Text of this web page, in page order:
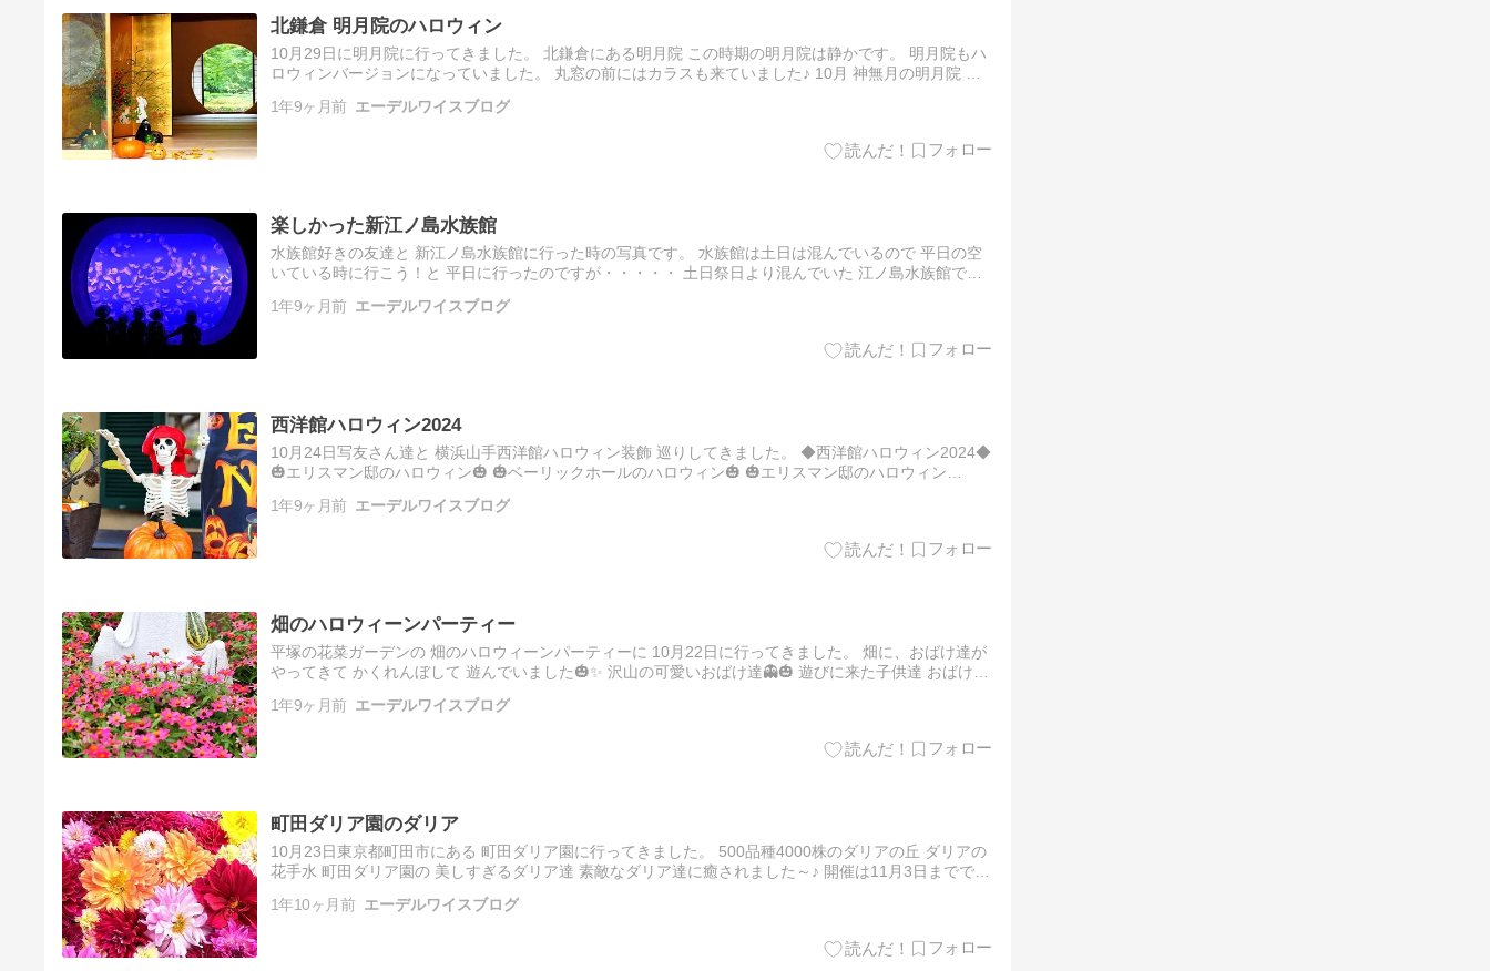
北鎌倉 明月院のハロウィン
10月29日に明月院に行ってきました。 北鎌倉にある明月院 この時期の明月院は静かです。 明月院もハ
ロウィンバージョンになっていました。 丸窓の前にはカラスも来ていました♪ 10月 神無月の明月院 ▲
1年9ヶ月前 エーデルワイスブログ
楽しかった新江ノ島水族館
水族館好きの友達と 新江ノ島水族館に行った時の写真です。 水族館は土日は混んでいるので 平日の空
いている時に行こう！と 平日に行ったのですが・・・・・ 土日祭日より混んでいた 江ノ島水族館でし
1年9ヶ月前 エーデルワイスブログ
西洋館ハロウィン2024
10月24日写友さん達と 横浜山手西洋館ハロウィン装飾 巡りしてきました。 ◆西洋館ハロウィン2024◆
🎃エリスマン邸のハロウィン🎃 🎃ベーリックホールのハロウィン🎃 🎃エリスマン邸のハロウィン
1年9ヶ月前 エーデルワイスブログ
畑のハロウィーンパーティー
平塚の花菜ガーデンの 畑のハロウィーンパーティーに 10月22日に行ってきました。 畑に、おばけ達が
やってきて かくれんぼして 遊んでいました🎃✨ 沢山の可愛いおばけ達👻🎃 遊びに来た子供達 おばけと
1年9ヶ月前 エーデルワイスブログ
町田ダリア園のダリア
10月23日東京都町田市にある 町田ダリア園に行ってきました。 500品種4000株のダリアの丘 ダリアの
花手水 町田ダリア園の 美しすぎるダリア達 素敵なダリア達に癒されました～♪ 開催は11月3日までで
1年10ヶ月前 エーデルワイスブログ